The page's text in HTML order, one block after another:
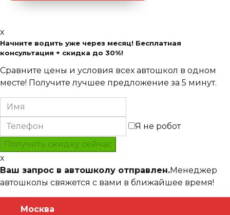
x
Начните водить уже через месяц! Бесплатная
консультация + скидка до 30%!
Сравните цены и условия всех автошкол в одном
месте! Получите лучшее предложение за 5 минут.
Я не робот
x
Ваш запрос в автошколу отправлен.Менеджер
автошколы свяжется с вами в ближайшее время!
Москва